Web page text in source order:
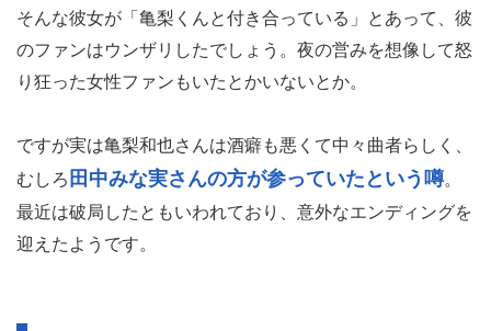
そんな彼女が「亀梨くんと付き合っている」とあって、彼
のファンはウンザリしたでしょう。夜の営みを想像して怒
り狂った女性ファンもいたとかいないとか。
ですが実は亀梨和也さんは酒癖も悪くて中々曲者らしく、
むしろ 田中みな実さんの方が参っていたという噂。
最近は破局したともいわれており、意外なエンディングを
迎えたようです。